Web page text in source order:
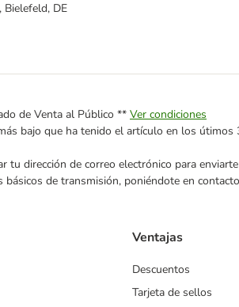
Bielefeld, DE
de Venta al Público ** Ver condiciones
bajo que ha tenido el artículo en los útimos
tu dirección de correo electrónico para
de transmisión, poniéndote en
Ventajas
Descuentos
Tarjeta de sellos